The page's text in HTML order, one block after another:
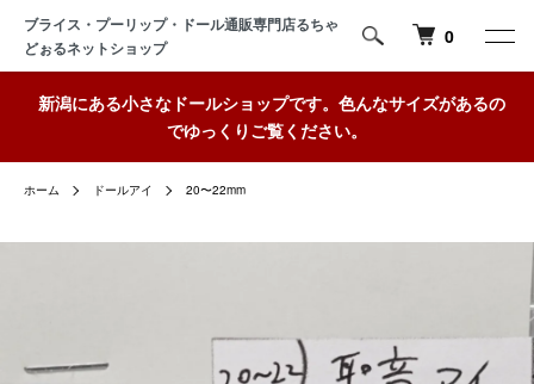
ブライス・プーリップ・ドール通販専門店るちゃ
どぉるネットショップ
0
新潟にある小さなドールショップです。色んなサイズがあるの
でゆっくりご覧ください。
ホーム ドールアイ 20〜22mm